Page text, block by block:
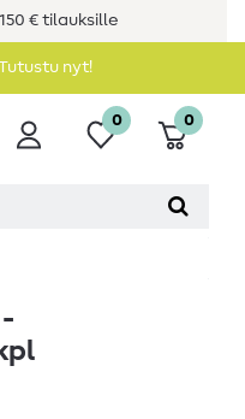
€ tilauksille
nyt!
0 0